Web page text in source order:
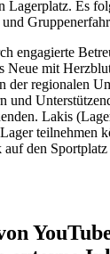
Lagerplatz. Es
engagierte
Neue mit
der regionalen
und
Lakis
teilnehmen
auf den